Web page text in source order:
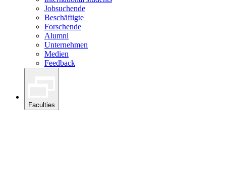
Jobsuchende
Beschäftigte
Forschende
Alumni
Unternehmen
Medien
Feedback
Faculties